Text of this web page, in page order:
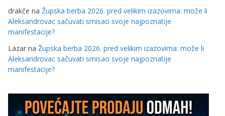
drakče na Župska berba 2026. pred velikim izazovima: može li
Aleksandrovac sačuvati smisao svoje najpoznatije
manifestacije?
Lazar na Župska berba 2026. pred velikim izazovima: može li
Aleksandrovac sačuvati smisao svoje najpoznatije
manifestacije?